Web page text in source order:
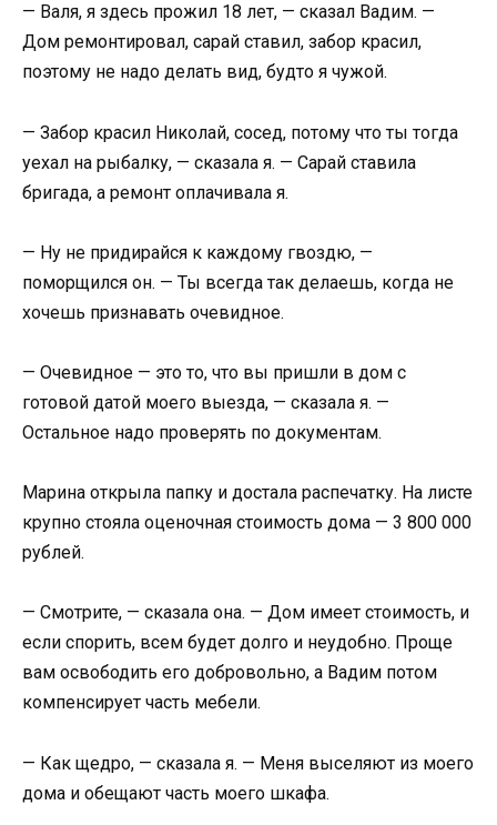
— Валя, я здесь прожил 18 лет, — сказал Вадим. —
Дом ремонтировал, сарай ставил, забор красил,
поэтому не надо делать вид, будто я чужой.
— Забор красил Николай, сосед, потому что ты тогда
уехал на рыбалку, — сказала я. — Сарай ставила
бригада, а ремонт оплачивала я.
— Ну не придирайся к каждому гвоздю, —
поморщился он. — Ты всегда так делаешь, когда не
хочешь признавать очевидное.
— Очевидное — это то, что вы пришли в дом с
готовой датой моего выезда, — сказала я. —
Остальное надо проверять по документам.
Марина открыла папку и достала распечатку. На листе
крупно стояла оценочная стоимость дома — 3 800 000
рублей.
— Смотрите, — сказала она. — Дом имеет стоимость, и
если спорить, всем будет долго и неудобно. Проще
вам освободить его добровольно, а Вадим потом
компенсирует часть мебели.
— Как щедро, — сказала я. — Меня выселяют из моего
дома и обещают часть моего шкафа.